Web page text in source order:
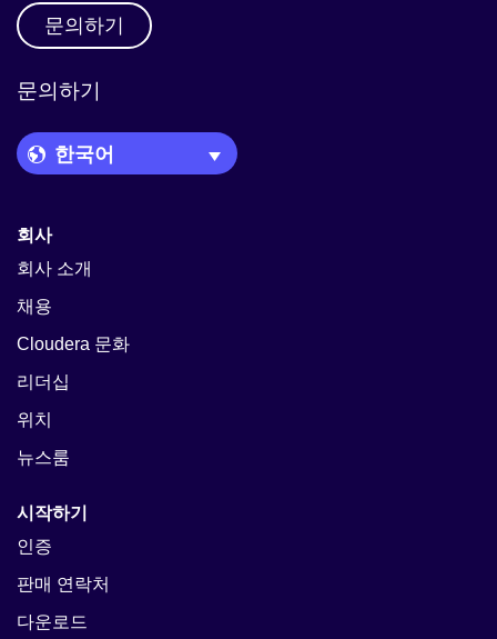
문의하기
문의하기
Language Picker
회사
회사 소개
채용
Cloudera 문화
리더십
위치
뉴스룸
시작하기
인증
판매 연락처
다운로드